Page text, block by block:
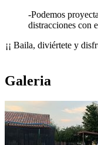
-Podemos
distracciones con
¡¡ Baila, diviértete y
Galeria